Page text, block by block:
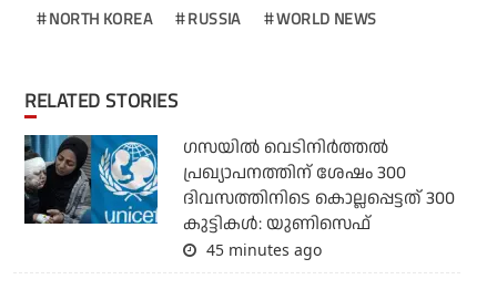
NORTH KOREA RUSSIA WORLD NEWS
RELATED STORIES
ഗസയില്‍ വെടിനിര്‍ത്തല്‍
പ്രഖ്യാപനത്തിന് ശേഷം 300
ദിവസത്തിനിടെ കൊല്ലപ്പെട്ടത് 300
കുട്ടികള്‍: യുണിസെഫ്
45 minutes ago